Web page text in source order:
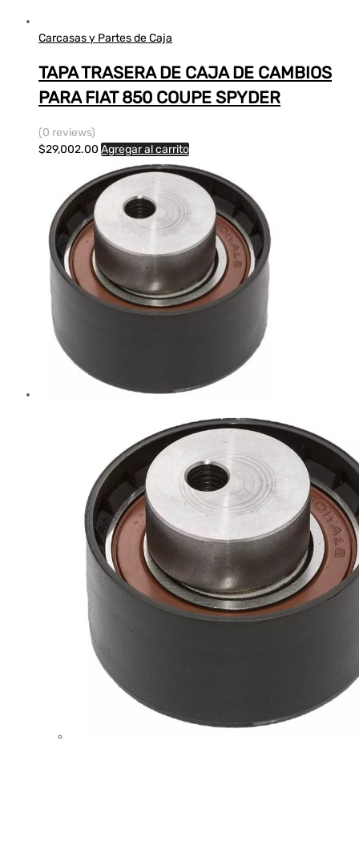
Carcasas y Partes de Caja
TAPA TRASERA DE CAJA DE CAMBIOS
PARA FIAT 850 COUPE SPYDER
(0 reviews)
$29,002.00 Agregar al carrito